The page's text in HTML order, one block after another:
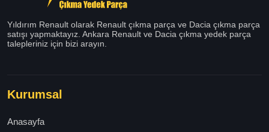
Yıldırım Renault olarak Renault çıkma parça ve Dacia çıkma parça
satışı yapmaktayız. Ankara Renault ve Dacia çıkma yedek parça
talepleriniz için bizi arayın.
Kurumsal
Anasayfa